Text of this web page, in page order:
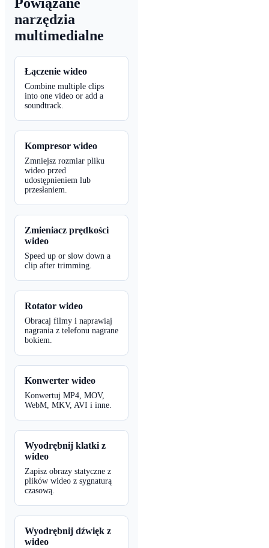
narzędzia
multimedialne
Łączenie wideo
Combine multiple clips
into one video or add a
soundtrack.
Kompresor wideo
Zmniejsz rozmiar pliku
wideo przed
udostępnieniem lub
przesłaniem.
Zmieniacz prędkości
wideo
Speed up or slow down a
clip after trimming.
Rotator wideo
Obracaj filmy i naprawiaj
nagrania z telefonu nagrane
bokiem.
Konwerter wideo
Konwertuj MP4, MOV,
WebM, MKV, AVI i inne.
Wyodrębnij klatki z
wideo
Zapisz obrazy statyczne z
plików wideo z sygnaturą
czasową.
Wyodrębnij dźwięk z
wideo